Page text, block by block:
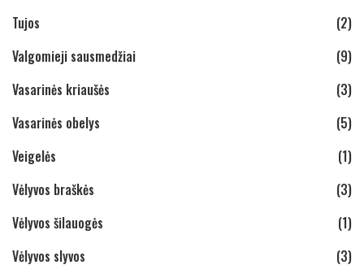
Tujos
(2)
Valgomieji sausmedžiai
(9)
Vasarinės kriaušės
(3)
Vasarinės obelys
(5)
Veigelės
(1)
Vėlyvos braškės
(3)
Vėlyvos šilauogės
(1)
Vėlyvos slyvos
(3)